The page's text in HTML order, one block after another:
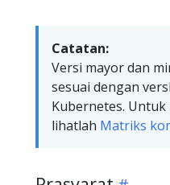
Catatan:
Versi mayor dan
sesuai dengan
Kubernetes.
lihatlah Matriks